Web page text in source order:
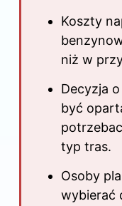
Koszty
niż w
Decyzja
być
typ tras.
Osoby
wybierać